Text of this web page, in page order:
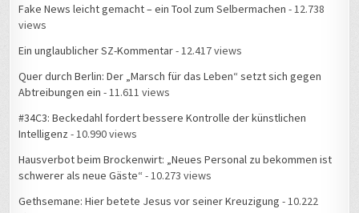
#34C3: Beckedahl fordert bessere Kontrolle der künstlichen
Intelligenz
Hausverbot beim Brockenwirt: „Neues Personal zu bekommen ist
schwerer als neue Gäste“
- 10.273 views
Gethsemane: Hier betete Jesus vor seiner Kreuzigung
views
Zeugen gesucht- 10.008 views
Zuhause- 9.905 views
Deutschlandfunk Nova- 9.604 views